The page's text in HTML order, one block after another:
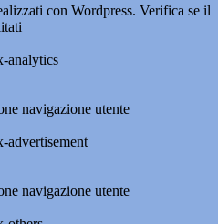
con Wordpress. Verifica se il
analytics
navigazione utente
advertisement
navigazione utente